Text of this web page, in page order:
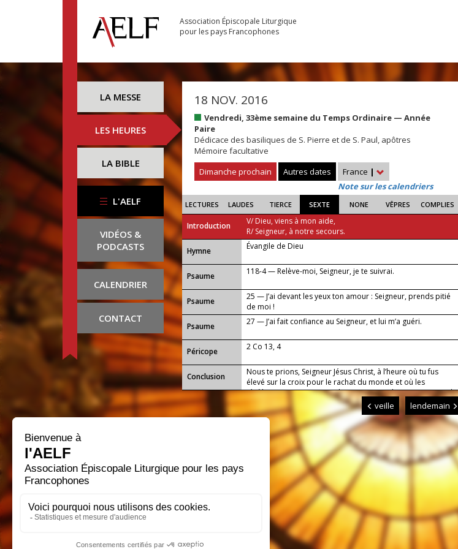
Association Épiscopale Liturgique
pour les pays Francophones
LA MESSE
LES HEURES
LA BIBLE
L'AELF
VIDÉOS &
PODCASTS
CALENDRIER
CONTACT
18 NOV. 2016
Vendredi, 33ème semaine du Temps Ordinaire — Année
Paire
Dédicace des basiliques de S. Pierre et de S. Paul, apôtres
Mémoire facultative
Dimanche prochain
Autres dates France |
Note sur les calendriers
LECTURES LAUDES TIERCE SEXTE NONE VÊPRES COMPLIES
Introduction
V/ Dieu, viens à mon aide,
R/ Seigneur, à notre secours.
...
Hymne Évangile de Dieu
Psaume 118-4 — Relève-moi, Seigneur, je te suivrai.
Psaume
25 — J’ai devant les yeux ton amour : Seigneur, prends pitié
de moi !
Psaume
27 — J’ai fait confiance au Seigneur, et lui m’a guéri.
Péricope 2 Co 13, 4
Conclusion
Nous te prions, Seigneur Jésus Christ, à l’heure où tu fus
élevé sur la croix pour le rachat du monde et où les
ténèbres couvraient toute la terre : accorde-nous toujours la
lumière qui nous guidera jusqu’à la vraie vie. Toi qui règnes
pour les siècles des siècles. Amen.
veille lendemain